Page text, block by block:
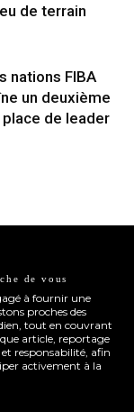
de terrain
nations FIBA
un deuxième
de leader
de vous
à fournir une
proches des
tout en couvrant
article, reportage
responsabilité, afin
activement à la